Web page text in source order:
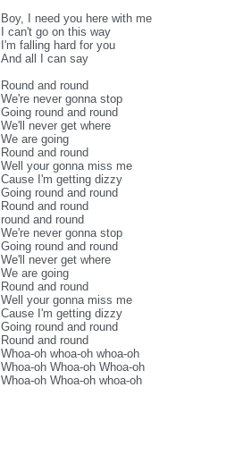
Boy, I need you here with me
I can't go on this way
I'm falling hard for you
And all I can say
Round and round
We're never gonna stop
Going round and round
We'll never get where
We are going
Round and round
Well your gonna miss me
Cause I'm getting dizzy
Going round and round
Round and round
round and round
We're never gonna stop
Going round and round
We'll never get where
We are going
Round and round
Well your gonna miss me
Cause I'm getting dizzy
Going round and round
Round and round
Whoa-oh whoa-oh whoa-oh
Whoa-oh Whoa-oh Whoa-oh
Whoa-oh Whoa-oh whoa-oh